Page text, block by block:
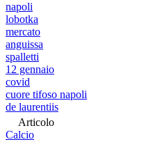
napoli
lobotka
mercato
anguissa
spalletti
12 gennaio
covid
cuore tifoso napoli
de laurentiis
Articolo
Calcio